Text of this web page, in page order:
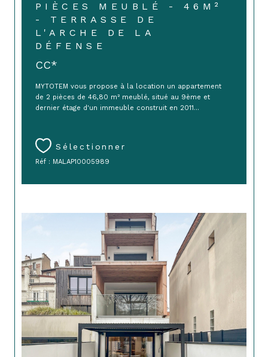
PIÈCES MEUBLÉ - 46M²
- TERRASSE DE
L'ARCHE DE LA
DÉFENSE
CC*
MYTOTEM vous propose à la location un appartement
de 2 pièces de 46,80 m² meublé, situé au 9ème et
dernier étage d'un immeuble construit en 2011...
Sélectionner
Réf : MALAP10005989